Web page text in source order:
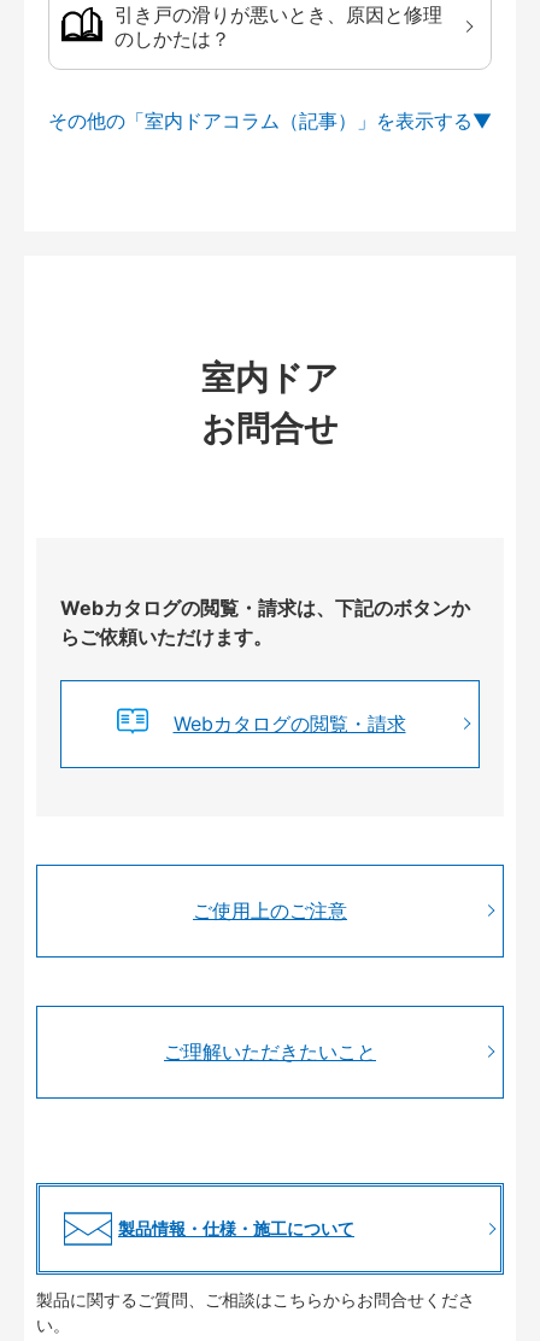
引き戸の滑りが悪いとき、原因と修理
のしかたは？
その他の「室内ドアコラム（記事）」を
室内ドア
お問合せ
Webカタログの閲覧・請求は、下記のボタンか
らご依頼いただけます。
Webカタログの閲覧・請求
ご使用上のご注意
ご理解いただきたいこと
製品情報・仕様・施工について
製品に関するご質問、ご相談はこちらからお問合せくださ
い。